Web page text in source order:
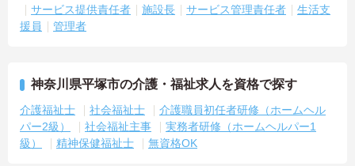
サービス提供責任者
施設長 サービス管理責任者
生活支
援員
管理者
神奈川県平塚市の介護・福祉求人を資格で探す
介護福祉士 社会福祉士
介護職員初任者研修（ホームヘル
パー2級）
社会福祉主事
実務者研修（ホームヘルパー1
級）
精神保健福祉士 無資格OK